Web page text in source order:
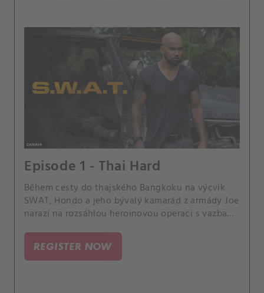
Episode 1 - Thai Hard
Během cesty do thajského Bangkoku na výcvik
SWAT, Hondo a jeho bývalý kamarád z armády Joe
narazí na rozsáhlou heroinovou operaci s vazbami
mocným drogovým králem.
REGISTER NOW